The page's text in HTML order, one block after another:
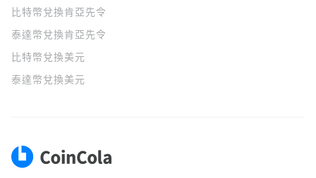
比特幣兌換肯亞先令
泰達幣兌換肯亞先令
比特幣兌換美元
泰達幣兌換美元